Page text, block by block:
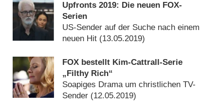
Upfronts 2019: Die neuen FOX-
Serien
US-Sender auf der Suche nach einem
neuen Hit (13.05.2019)
FOX bestellt Kim-Cattrall-Serie
„Filthy Rich“
Soapiges Drama um christlichen TV-
Sender (12.05.2019)